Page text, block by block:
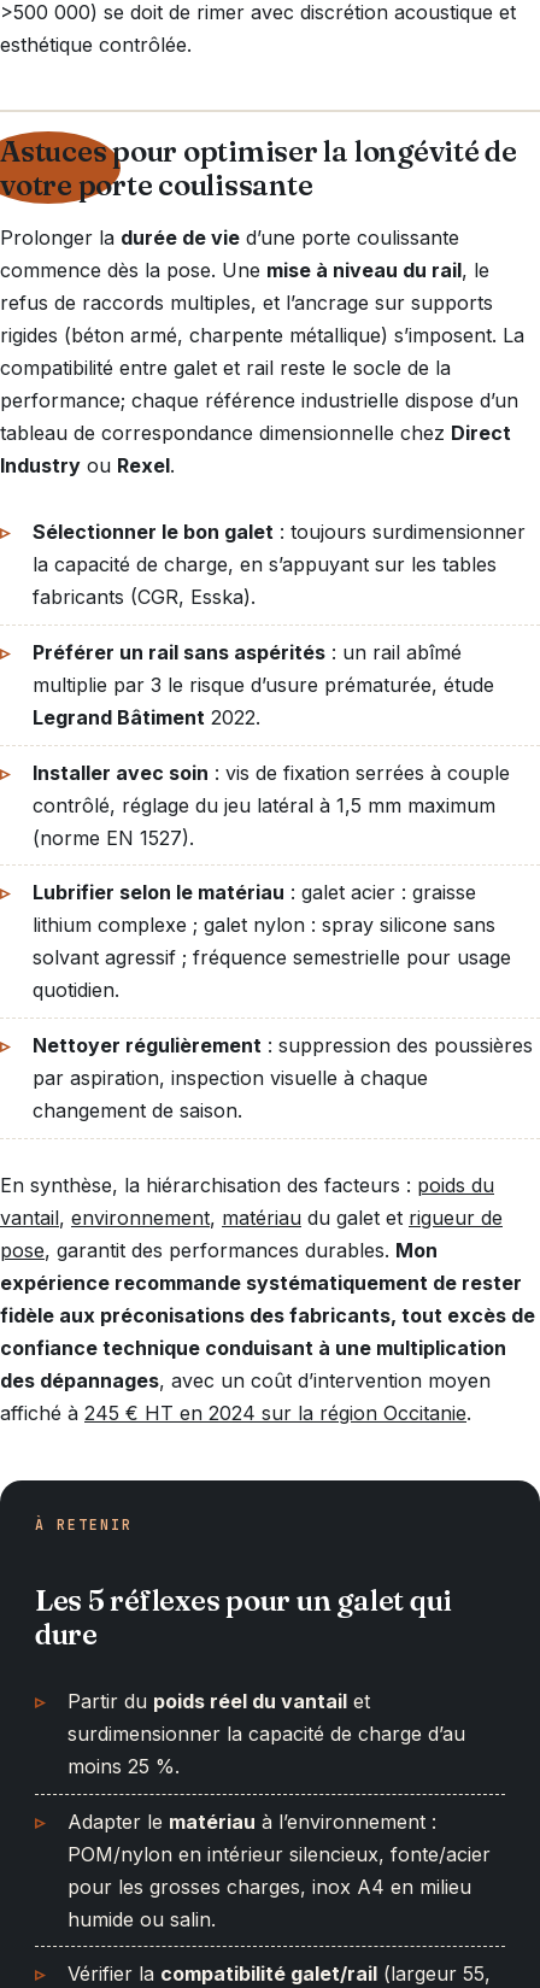
>500 000) se doit de rimer avec discrétion acoustique et
esthétique contrôlée.
Astuces pour optimiser la longévité de
votre porte coulissante
Prolonger la durée de vie d’une porte coulissante
commence dès la pose. Une mise à niveau du rail, le
refus de raccords multiples, et l’ancrage sur supports
rigides (béton armé, charpente métallique) s’imposent. La
compatibilité entre galet et rail reste le socle de la
performance; chaque référence industrielle dispose d’un
tableau de correspondance dimensionnelle chez Direct
Industry ou Rexel.
Sélectionner le bon galet : toujours surdimensionner
la capacité de charge, en s’appuyant sur les tables
fabricants (CGR, Esska).
Préférer un rail sans aspérités : un rail abîmé
multiplie par 3 le risque d’usure prématurée, étude
Legrand Bâtiment 2022.
Installer avec soin : vis de fixation serrées à couple
contrôlé, réglage du jeu latéral à 1,5 mm maximum
(norme EN 1527).
Lubrifier selon le matériau : galet acier : graisse
lithium complexe ; galet nylon : spray silicone sans
solvant agressif ; fréquence semestrielle pour usage
quotidien.
Nettoyer régulièrement : suppression des poussières
par aspiration, inspection visuelle à chaque
changement de saison.
En synthèse, la hiérarchisation des facteurs : poids du
vantail, environnement, matériau du galet et rigueur de
pose, garantit des performances durables. Mon
expérience recommande systématiquement de rester
fidèle aux préconisations des fabricants, tout excès de
confiance technique conduisant à une multiplication
des dépannages, avec un coût d’intervention moyen
affiché à 245 € HT en 2024 sur la région Occitanie.
À RETENIR
Les 5 réflexes pour un galet qui
dure
Partir du poids réel du vantailet
surdimensionner la capacité de charge d’au
moins 25 %.
Adapter le matériau à l’environnement :
POM/nylon en intérieur silencieux, fonte/acier
pour les grosses charges, inox A4 en milieu
humide ou salin.
Vérifier la compatibilité galet/rail(largeur 55,